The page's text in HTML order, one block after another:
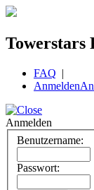
Towerstars
FAQ |
Anmelden
Anmelden
Benutzername:
Passwort: